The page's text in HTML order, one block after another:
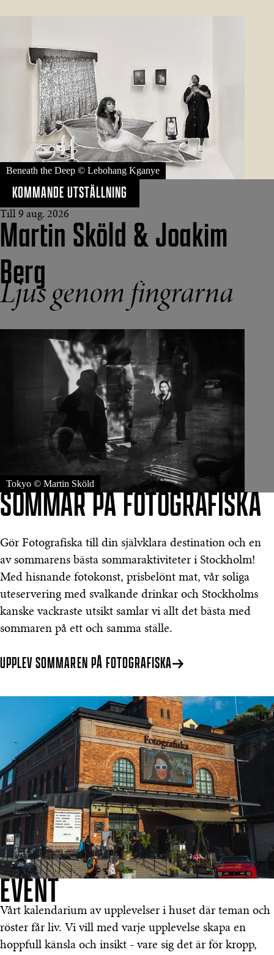
Beneath the Deep © Lebohang Kganye
KOMMANDE UTSTÄLLNING
Till 9 aug. 2026
Martin Sköld & Joakim
Berg
Ljus genom fingrarna
Tokyo © Martin Sköld
SOMMAR PÅ FOTOGRAFISKA
Gör Fotografiska till din självklara destination och en
av sommarens bästa sommaraktiviteter i Stockholm!
Med hisnande fotokonst, prisbelönt mat, vår soliga
uteservering med svalkande drinkar och Stockholms
kanske vackraste utsikt samlar vi allt det bästa med
sommaren på ett och samma ställe.
UPPLEV SOMMAREN PÅ FOTOGRAFISKA
EVENT
Vårt kalendarium av upplevelser i huset där teman och
röster får liv. Vi vill med varje upplevelse skapa en
hoppfull känsla och insikt - vare sig det är för kropp,